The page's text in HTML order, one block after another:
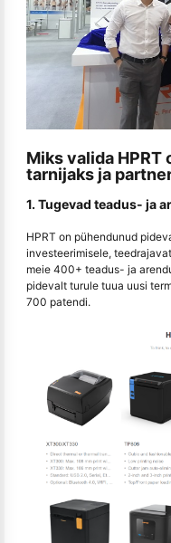
Miks valida
tarnijaks ja
1. Tugevad teadus- ja
HPRT on pühendunud
investeerimisele,
meie 400+ teadus- ja
pidevalt turule tuua uusi
700 patendi.